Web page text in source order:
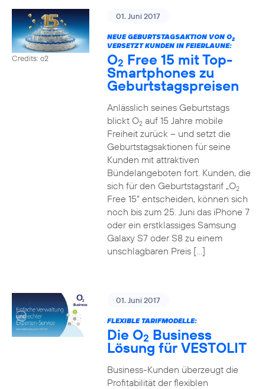
Credits: o2
01. Juni 2017
NEUE GEBURTSTAGSAKTION VON O2
VERSETZT KUNDEN IN FEIERLAUNE:
O2 Free 15 mit Top-
Smartphones zu
Geburtstagspreisen
Anlässlich seines Geburtstags
blickt O2auf 15 Jahre mobile
Freiheit zurück – und setzt die
Geburtstagsaktionen für seine
Kunden mit attraktiven
Bündelangeboten fort. Kunden, die
sich für den Geburtstagstarif „O2
Free 15“ entscheiden, können sich
noch bis zum 25. Juni das iPhone 7
oder ein erstklassiges Samsung
Galaxy S7 oder S8 zu einem
unschlagbaren Preis […]
01. Juni 2017
FLEXIBLE TARIFMODELLE:
Die O2 Business
Lösung für VESTOLIT
Business-Kunden überzeugt die
Profitabilität der flexiblen